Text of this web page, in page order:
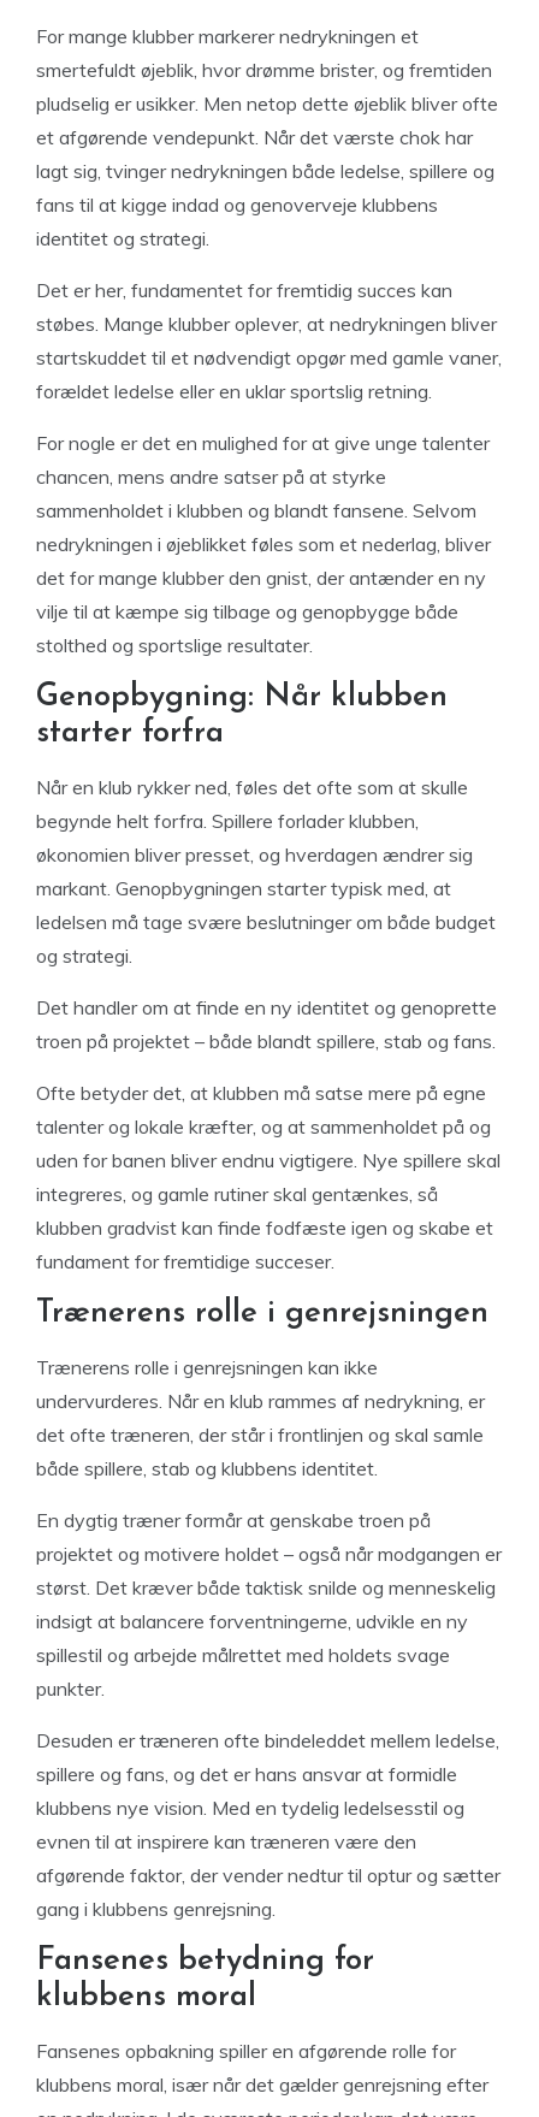
For mange klubber markerer nedrykningen et
smertefuldt øjeblik, hvor drømme brister, og fremtiden
pludselig er usikker. Men netop dette øjeblik bliver ofte
et afgørende vendepunkt. Når det værste chok har
lagt sig, tvinger nedrykningen både ledelse, spillere og
fans til at kigge indad og genoverveje klubbens
identitet og strategi.
Det er her, fundamentet for fremtidig succes kan
støbes. Mange klubber oplever, at nedrykningen bliver
startskuddet til et nødvendigt opgør med gamle vaner,
forældet ledelse eller en uklar sportslig retning.
For nogle er det en mulighed for at give unge talenter
chancen, mens andre satser på at styrke
sammenholdet i klubben og blandt fansene. Selvom
nedrykningen i øjeblikket føles som et nederlag, bliver
det for mange klubber den gnist, der antænder en ny
vilje til at kæmpe sig tilbage og genopbygge både
stolthed og sportslige resultater.
Genopbygning: Når klubben
starter forfra
Når en klub rykker ned, føles det ofte som at skulle
begynde helt forfra. Spillere forlader klubben,
økonomien bliver presset, og hverdagen ændrer sig
markant. Genopbygningen starter typisk med, at
ledelsen må tage svære beslutninger om både budget
og strategi.
Det handler om at finde en ny identitet og genoprette
troen på projektet – både blandt spillere, stab og fans.
Ofte betyder det, at klubben må satse mere på egne
talenter og lokale kræfter, og at sammenholdet på og
uden for banen bliver endnu vigtigere. Nye spillere skal
integreres, og gamle rutiner skal gentænkes, så
klubben gradvist kan finde fodfæste igen og skabe et
fundament for fremtidige succeser.
Trænerens rolle i genrejsningen
Trænerens rolle i genrejsningen kan ikke
undervurderes. Når en klub rammes af nedrykning, er
det ofte træneren, der står i frontlinjen og skal samle
både spillere, stab og klubbens identitet.
En dygtig træner formår at genskabe troen på
projektet og motivere holdet – også når modgangen er
størst. Det kræver både taktisk snilde og menneskelig
indsigt at balancere forventningerne, udvikle en ny
spillestil og arbejde målrettet med holdets svage
punkter.
Desuden er træneren ofte bindeleddet mellem ledelse,
spillere og fans, og det er hans ansvar at formidle
klubbens nye vision. Med en tydelig ledelsesstil og
evnen til at inspirere kan træneren være den
afgørende faktor, der vender nedtur til optur og sætter
gang i klubbens genrejsning.
Fansenes betydning for
klubbens moral
Fansenes opbakning spiller en afgørende rolle for
klubbens moral, især når det gælder genrejsning efter